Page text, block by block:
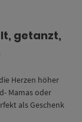
getanzt,
Herzen höher
Mamas oder
als Geschenk